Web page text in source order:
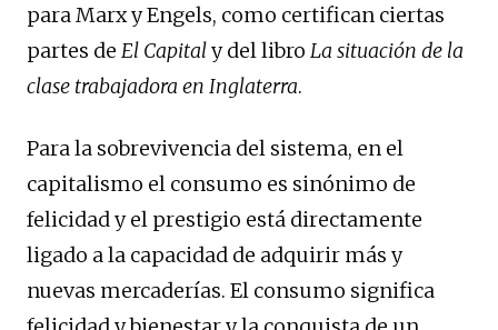
para Marx y Engels, como certifican ciertas
partes de El Capitaly del libro La situación de la
clase trabajadora en Inglaterra.
Para la sobrevivencia del sistema, en el
capitalismo el consumo es sinónimo de
felicidad y el prestigio está directamente
ligado a la capacidad de adquirir más y
nuevas mercaderías. El consumo significa